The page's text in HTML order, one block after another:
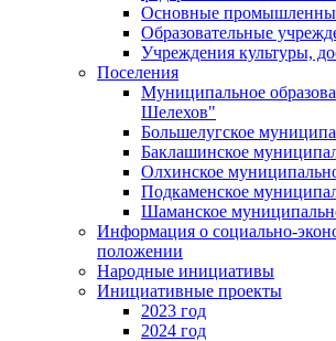
Основные
Образовательные
Учреждения культуры,
Поселения
Муниципальное
Шелехов"
Большелугское
Баклашинское
Олхинское
Подкаменское
Шаманское
Информация о социально-
положении
Народные инициативы
Инициативные проекты
2023 год
2024 год